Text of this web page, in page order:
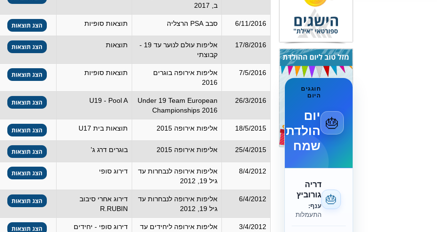
🎂
חוגגים
היום
יום
הולדת
שמח
🎂
דריה
גורוביץ
ענף:
התעמלות
ב, 2017
6/11/2016 סבב PSA הרצליה תוצאות סופיות
17/8/2016
אליפות עולם לנוער עד 19 -
קבוצתי
תוצאות
7/5/2016
אליפות אירופה בוגרים
2016
תוצאות סופיות
26/3/2016
Under 19 Team European
Championships 2016
U19 - Pool A
18/5/2015 אליפות אירופה 2015 תוצאות בית U17
25/4/2015 אליפות אירופה 2015 בוגרים דרג ג'
8/4/2012
אליפות אירופה לנבחרות עד
גיל 19, 2012
דירוג סופי
6/4/2012
אליפות אירופה לנבחרות עד
גיל 19, 2012
דירוג אחרי סיבוב
R.RUBIN
3/4/2012
אליפות אירופה ליחידים עד
דירוג סופי - יחידים